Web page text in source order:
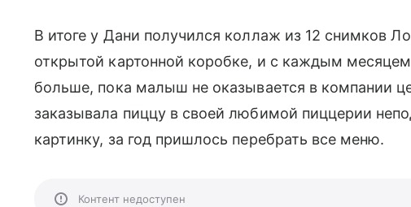
В итоге у Дани получился коллаж из 12 снимков
открытой картонной коробке, и с каждым
больше, пока малыш не оказывается в компании
заказывала пиццу в своей любимой пиццерии
картинку, за год пришлось перебрать все меню.
Контент недоступен